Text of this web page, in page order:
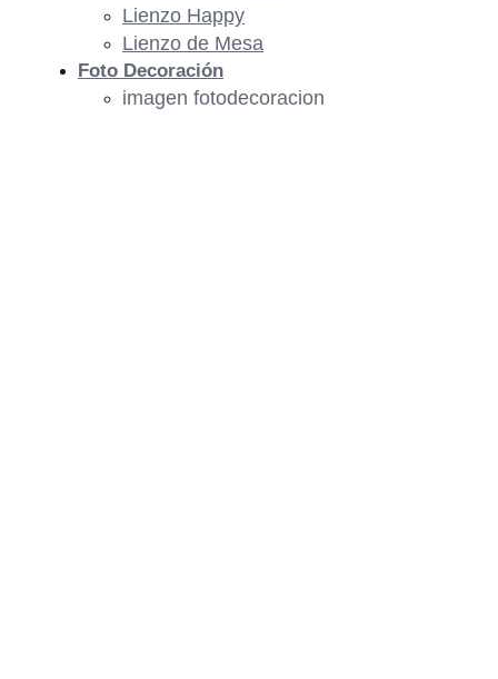
Lienzo Happy
Lienzo de Mesa
Foto Decoración
imagen fotodecoracion